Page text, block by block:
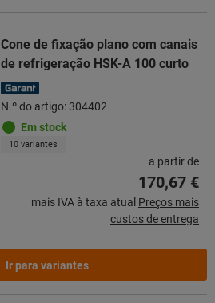
Cone de fixação plano com canais
de refrigeração HSK-A 100 curto
N.º do artigo: 304402
Em stock
10 variantes
a partir de
170,67 €
mais IVA à taxa atual Preços mais
custos de entrega
Ir para variantes